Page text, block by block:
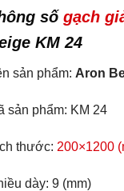
số gạch
KM 24
sản phẩm: Aron
sản phẩm: KM 24
thước: 200×1200
dày: 9 (mm)